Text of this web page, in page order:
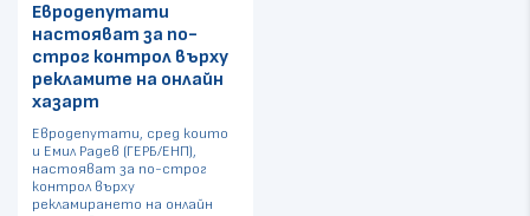
Евродепутати
настояват за по-
строг контрол върху
рекламите на онлайн
хазарт
Евродепутати, сред които
и Емил Радев (ГЕРБ/ЕНП),
настояват за по-строг
контрол върху
рекламирането на онлайн